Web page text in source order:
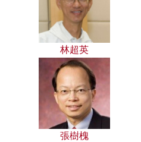
林超英
張樹槐